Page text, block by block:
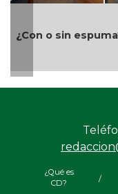
Ayuntamiento e
laboral en
¿Qué es
CD?
/